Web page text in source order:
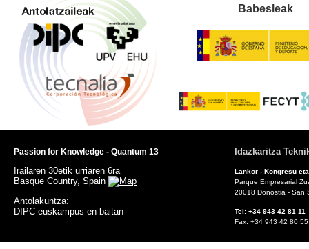
Babesleak
Passion for Knowledge - Quantum 13
Irailaren 30etik urriaren 6ra
Basque Country, Spain
Antolakuntza:
DIPC euskampus-en baitan
Idazkaritza
Lankor - Kongresu
Parque Empresarial
20018 Donostia - San
Tel: +34 943 42
Fax: +34 943 42